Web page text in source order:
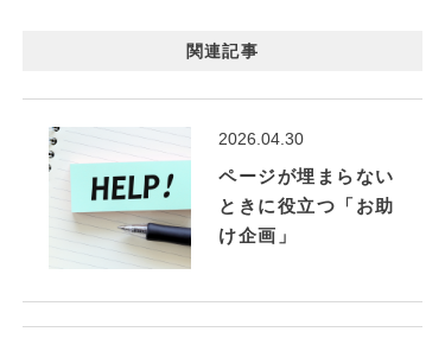
関連記事
2026.04.30
ページが埋まらない
ときに役立つ「お助
け企画」